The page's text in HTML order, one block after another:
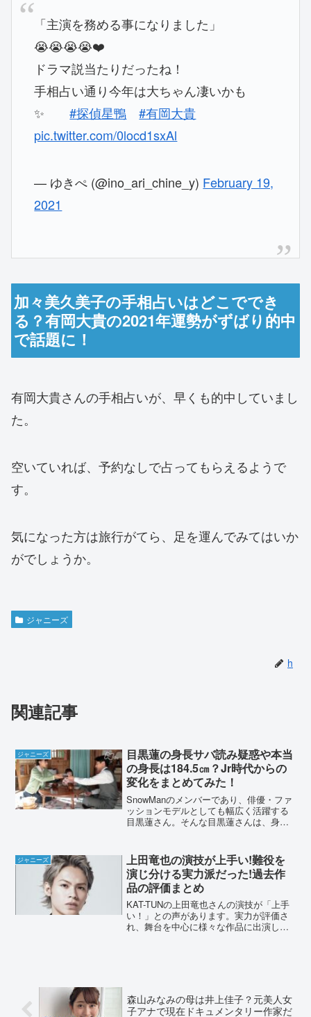
「主演を務める事になりました」
😭😭😭😭❤️
ドラマ説当たりだったね！
手相占い通り今年は大ちゃん凄いかも
✨#探偵星鴨
#有岡大貴
pic.twitter.com/0locd1sxAl
— ゆきぺ (@ino_ari_chine_y) February 19,
2021
加々美久美子の手相占いはどこででき
る？有岡大貴の2021年運勢がずばり的中
で話題に！
有岡大貴さんの手相占いが、早くも的中していまし
た。
空いていれば、予約なしで占ってもらえるようで
す。
気になった方は旅行がてら、足を運んでみてはいか
がでしょうか。
ジャニーズ
h
関連記事
ジャニーズ
目黒蓮の身長サバ読み疑惑や本当
の身長は184.5㎝？Jr時代からの
変化をまとめてみた！
SnowManのメンバーであり、俳優・ファ
ッションモデルとしても幅広く活躍する
目黒蓮さん。そんな目黒蓮さんは、身長
クラスの身長ですが、サバ読み疑惑は本
当なのでしょう...
ジャニーズ
上田竜也の演技が上手い!難役を
演じ分ける実力派だった!過去作
品の評価まとめ
KAT-TUNの上田竜也さんの演技が「上手
い！」との声があります。実力が評価さ
れ、舞台を中心に様々な作品に出演して
森山みなみの母は井上佳子？元美人女
子アナで現在ドキュメンタリー作家だ